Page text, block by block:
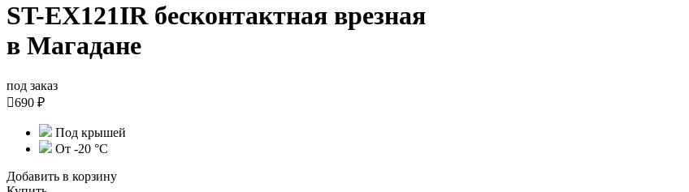
ST-EX121IR бесконтактная врезная
в Магадане
под заказ
690 ₽
Под крышей
От -20 °C
Добавить в корзину